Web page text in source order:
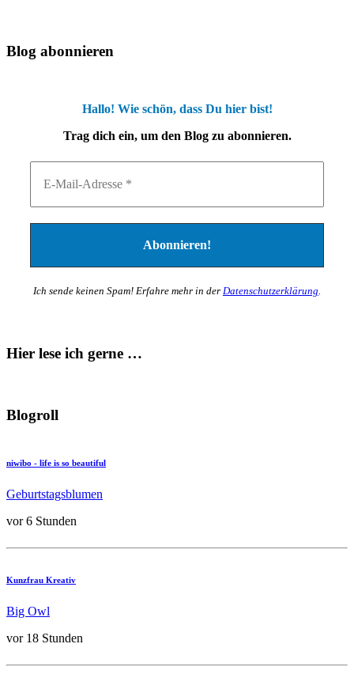
Blog abonnieren
Hallo! Wie schön, dass Du hier bist!
Trag dich ein, um den Blog zu abonnieren.
Ich sende keinen Spam! Erfahre mehr in der Datenschutzerklärung
Hier lese ich gerne …
Blogroll
niwibo - life is so beautiful
Geburtstagsblumen
vor 6 Stunden
Kunzfrau Kreativ
Big Owl
vor 18 Stunden